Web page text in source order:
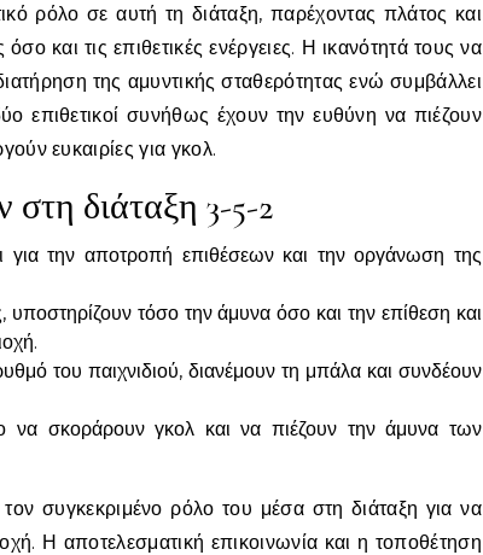
ρόλο σε αυτή τη διάταξη, παρέχοντας πλάτος και
και τις επιθετικές ενέργειες. Η ικανότητά τους να
της αμυντικής σταθερότητας ενώ συμβάλλει
επιθετικοί συνήθως έχουν την ευθύνη να πιέζουν
ευκαιρίες για γκολ.
στη διάταξη 3-5-2
την αποτροπή επιθέσεων και την οργάνωση της
τόσο την άμυνα όσο και την επίθεση και
του παιχνιδιού, διανέμουν τη μπάλα και συνδέουν
να σκοράρουν γκολ και να πιέζουν την άμυνα των
συγκεκριμένο ρόλο του μέσα στη διάταξη για να
Η αποτελεσματική επικοινωνία και η τοποθέτηση